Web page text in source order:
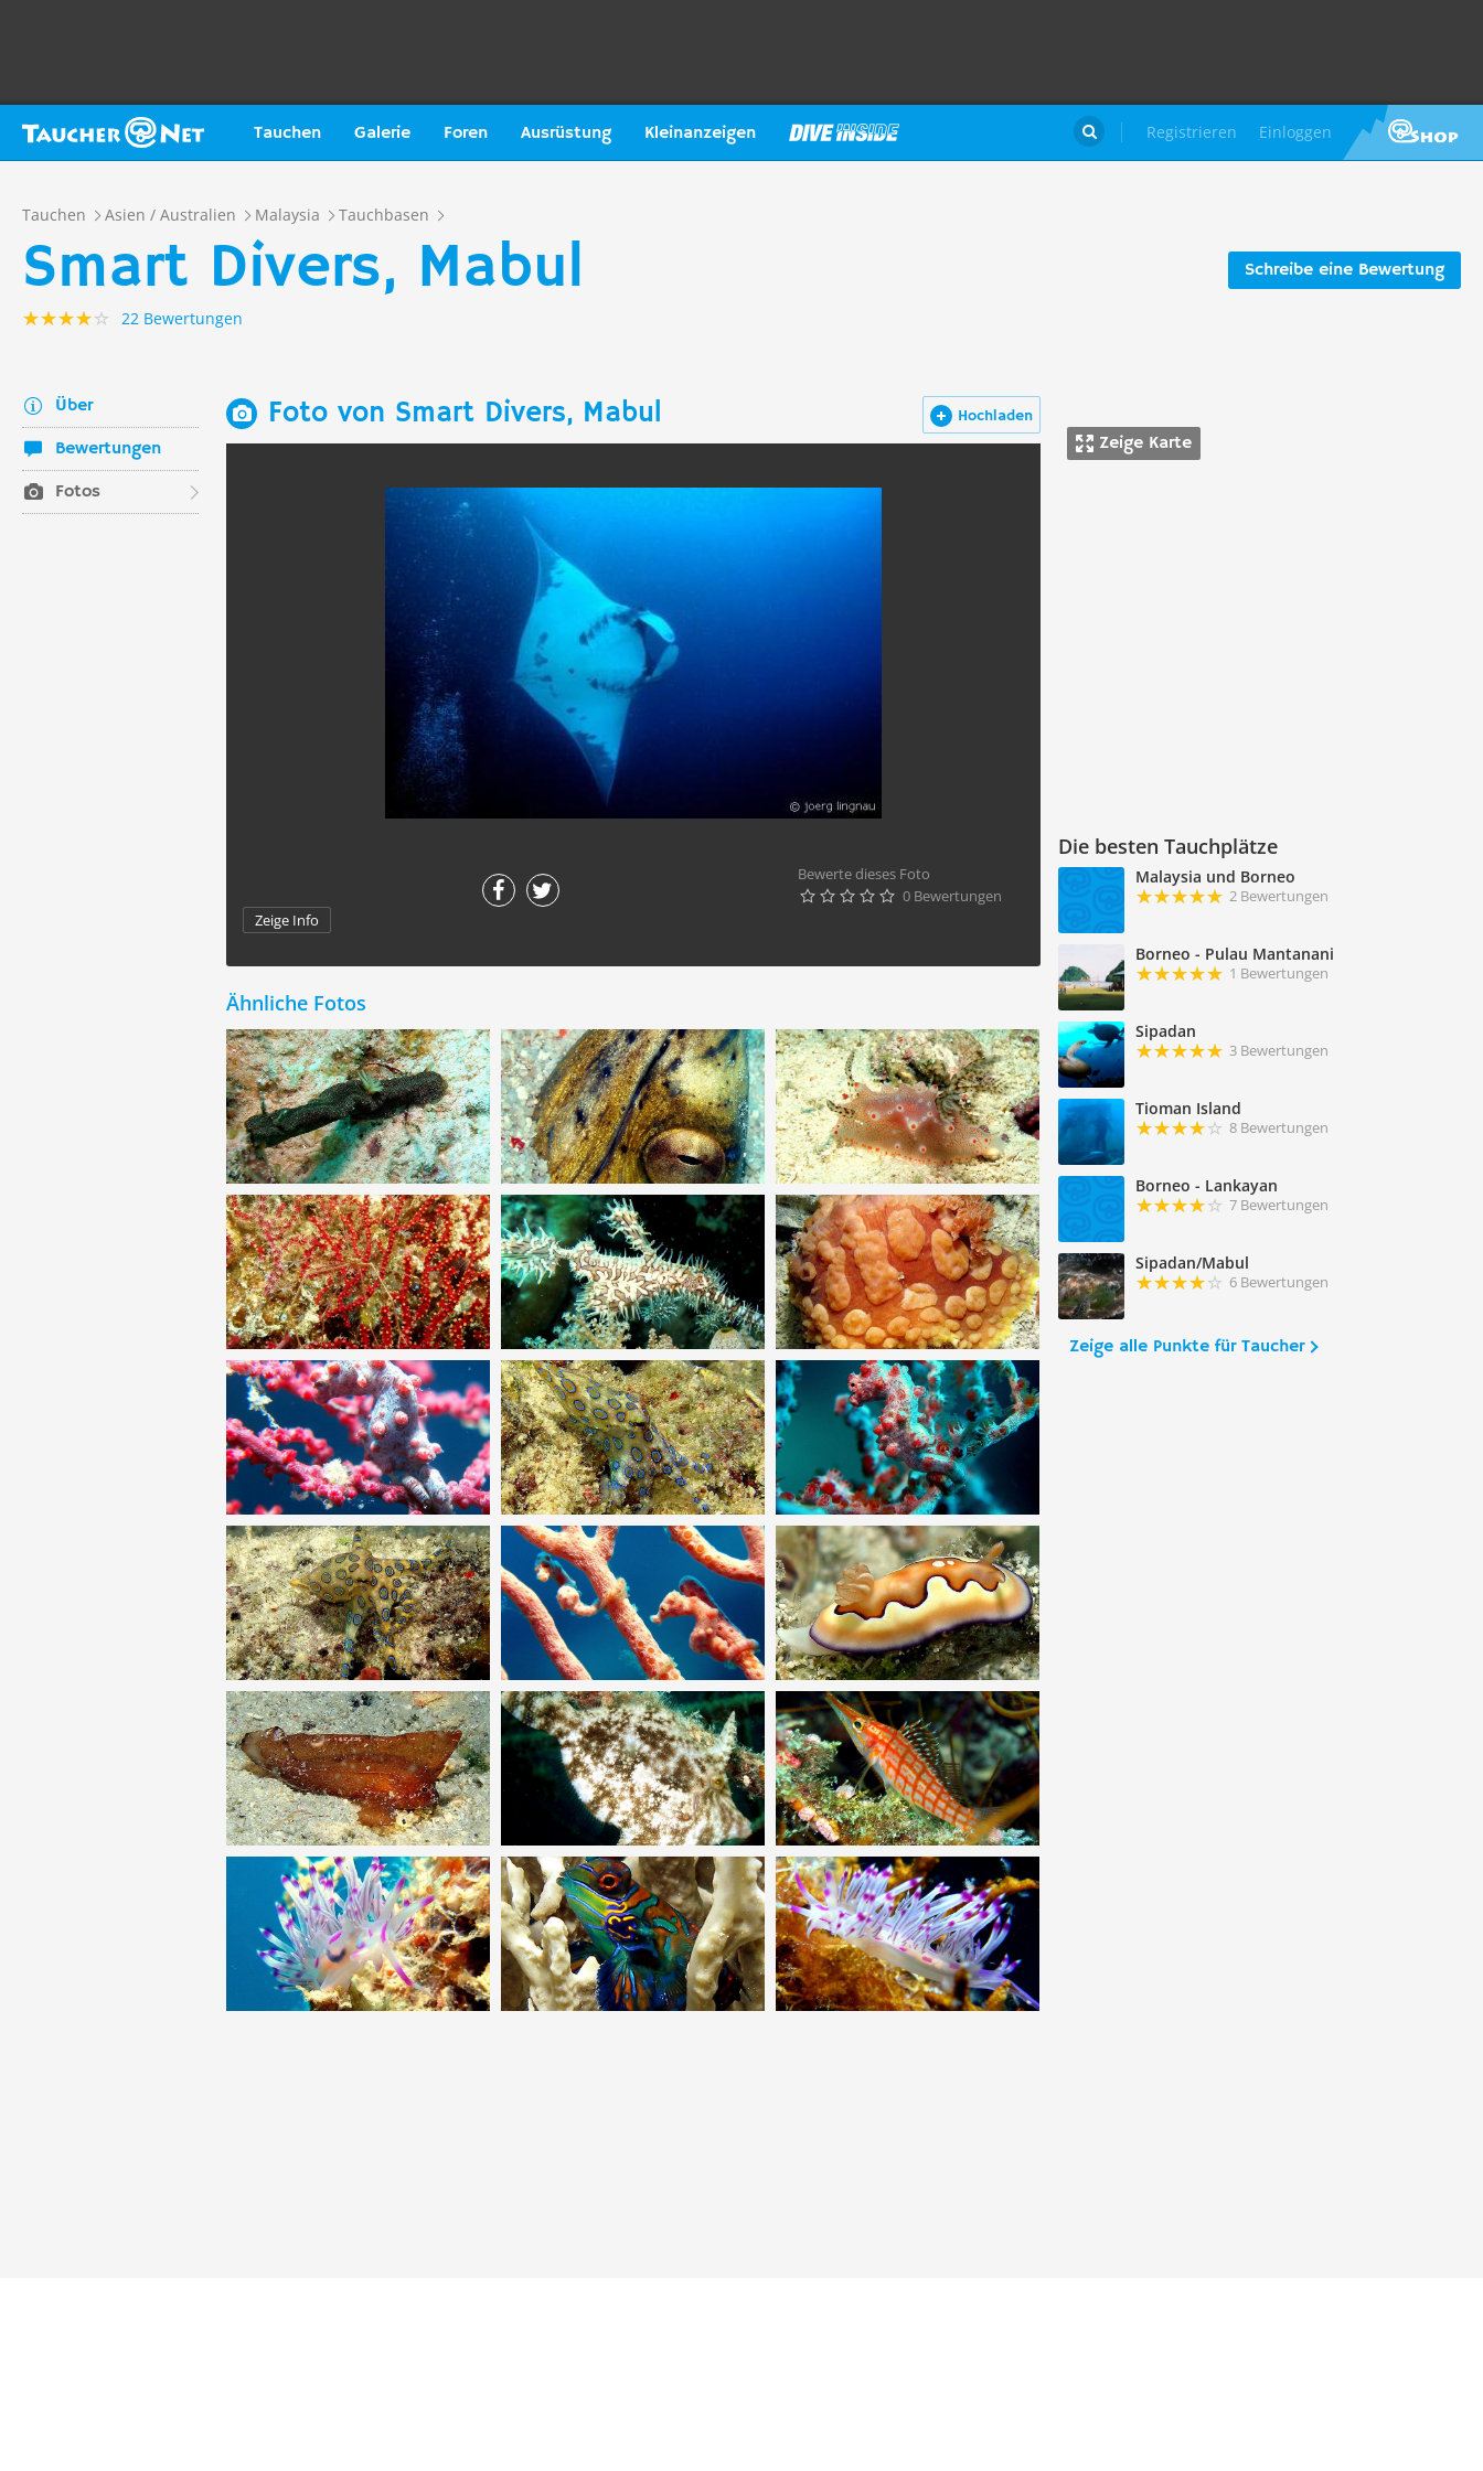
Tauchen Galerie Foren Ausrüstung Kleinanzeigen Registrieren Einloggen

Tauchen Asien / Australien Malaysia Tauchbasen
Schreibe eine Bewertung
Smart Divers, Mabul
22 Bewertungen
Über
Bewertungen
Fotos
Zeige Karte
Die besten Tauchplätze
Malaysia und Borneo
2 Bewertungen
Borneo - Pulau Mantanani
1 Bewertungen
Sipadan
3 Bewertungen
Tioman Island
8 Bewertungen
Borneo - Lankayan
7 Bewertungen
Sipadan/Mabul
6 Bewertungen
Zeige alle Punkte für Taucher
Hochladen
Foto von Smart Divers, Mabul
Bewerte dieses Foto
     0 Bewertungen
Zeige Info
Ähnliche Fotos